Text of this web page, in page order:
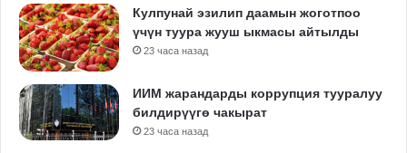
Кулпунай эзилип даамын жоготпоо
үчүн туура жууш ыкмасы айтылды
23 часа назад
ИИМ жарандарды коррупция тууралуу
билдирүүгө чакырат
23 часа назад